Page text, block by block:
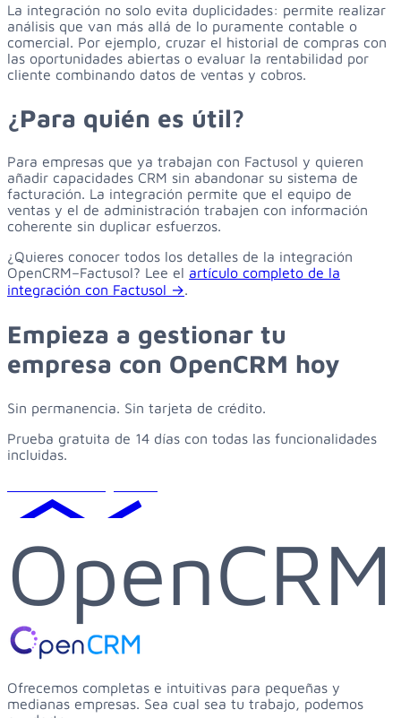
La integración no solo evita duplicidades: permite realizar
análisis que van más allá de lo puramente contable o
comercial. Por ejemplo, cruzar el historial de compras con
las oportunidades abiertas o evaluar la rentabilidad por
cliente combinando datos de ventas y cobros.
¿Para quién es útil?
Para empresas que ya trabajan con Factusol y quieren
añadir capacidades CRM sin abandonar su sistema de
facturación. La integración permite que el equipo de
ventas y el de administración trabajen con información
coherente sin duplicar esfuerzos.
¿Quieres conocer todos los detalles de la integración
OpenCRM–Factusol? Lee el artículo completo de la
integración con Factusol →.
Empieza a gestionar tu
empresa con OpenCRM hoy
Sin permanencia. Sin tarjeta de crédito.
Prueba gratuita de 14 días con todas las funcionalidades
incluidas.
OpenCRM
Ofrecemos completas e intuitivas para pequeñas y
medianas empresas. Sea cual sea tu trabajo, podemos